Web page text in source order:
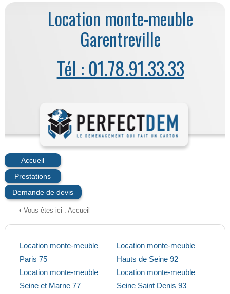
Location monte-meuble
Garentreville
Tél : 01.78.91.33.33
Accueil
Prestations
Demande de devis
• Vous êtes ici : Accueil
Location monte-meuble
Paris 75
Location monte-meuble
Seine et Marne 77
Location monte-meuble
Hauts de Seine 92
Location monte-meuble
Seine Saint Denis 93